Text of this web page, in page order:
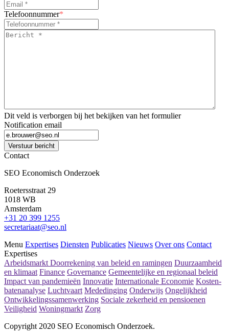
Telefoonnummer*
Bericht
Dit veld is verborgen bij het bekijken van het formulier
Notification email
Verstuur bericht
Contact
SEO Economisch Onderzoek
Roetersstraat 29
1018 WB
Amsterdam
+31 20 399 1255
secretariaat@seo.nl
Menu Expertises Diensten Publicaties Nieuws Over ons Contact
Expertises
Arbeidsmarkt Doorrekening van beleid en ramingen Duurzaamheid
en klimaat Finance Governance Gemeentelijke en regionaal beleid
Impact van pandemieën Innovatie Internationale Economie Kosten-
batenanalyse Luchtvaart Mededinging Onderwijs Ongelijkheid
Ontwikkelingssamenwerking Sociale zekerheid en pensioenen
Veiligheid Woningmarkt Zorg
Copyright 2020 SEO Economisch Onderzoek.